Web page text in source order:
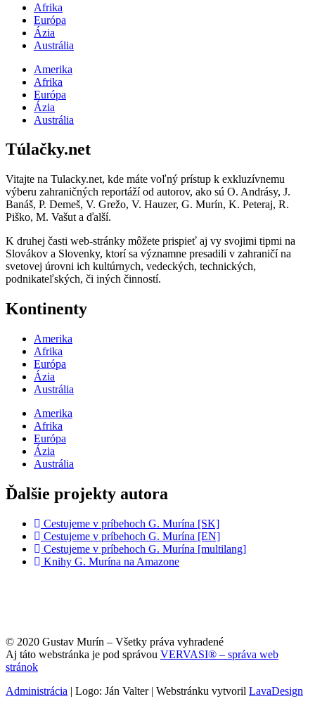
Afrika
Európa
Ázia
Austrália
Amerika
Afrika
Európa
Ázia
Austrália
Túlačky.net
Vitajte na Tulacky.net, kde máte voľný prístup k exkluzívnemu
výberu zahraničných reportáží od autorov, ako sú O. Andrásy, J.
Banáš, P. Demeš, V. Grežo, V. Hauzer, G. Murín, K. Peteraj, R.
Piško, M. Vašut a ďalší.
K druhej časti web-stránky môžete prispieť aj vy svojimi tipmi na
Slovákov a Slovenky, ktorí sa významne presadili v zahraničí na
svetovej úrovni ich kultúrnych, vedeckých, technických,
podnikateľských, či iných činností.
Kontinenty
Amerika
Afrika
Európa
Ázia
Austrália
Amerika
Afrika
Európa
Ázia
Austrália
Ďalšie projekty autora
Cestujeme v príbehoch G. Murína [SK]
Cestujeme v príbehoch G. Murína [EN]
Cestujeme v príbehoch G. Murína [multilang]
Knihy G. Murína na Amazone
© 2020 Gustav Murín – Všetky práva vyhradené
Aj táto webstránka je pod správou VERVASI® – správa web
stránok
Administrácia | Logo: Ján Valter | Webstránku vytvoril LavaDesign